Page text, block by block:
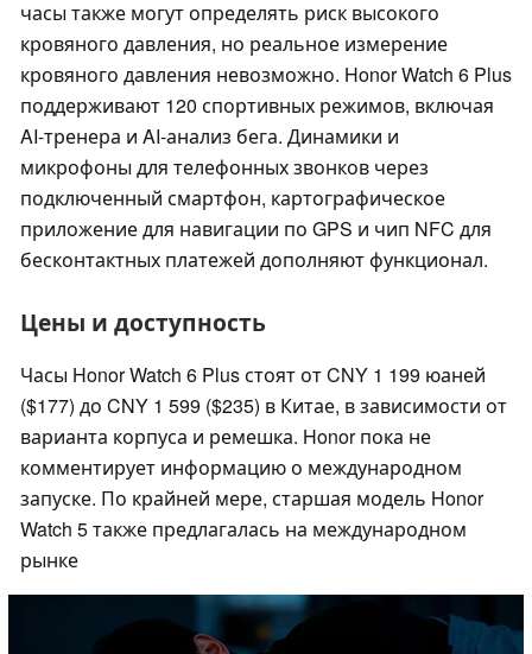
часы также могут определять риск высокого
кровяного давления, но реальное измерение
кровяного давления невозможно. Honor Watch 6 Plus
поддерживают 120 спортивных режимов, включая
AI-тренера и AI-анализ бега. Динамики и
микрофоны для телефонных звонков через
подключенный смартфон, картографическое
приложение для навигации по GPS и чип NFC для
бесконтактных платежей дополняют функционал.
Цены и доступность
Часы Honor Watch 6 Plus стоят от CNY 1 199 юаней
($177) до CNY 1 599 ($235) в Китае, в зависимости от
варианта корпуса и ремешка. Honor пока не
комментирует информацию о международном
запуске. По крайней мере, старшая модель Honor
Watch 5 также предлагалась на международном
рынке